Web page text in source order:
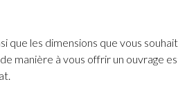
que les dimensions que vous
manière à vous offrir un ouvrage